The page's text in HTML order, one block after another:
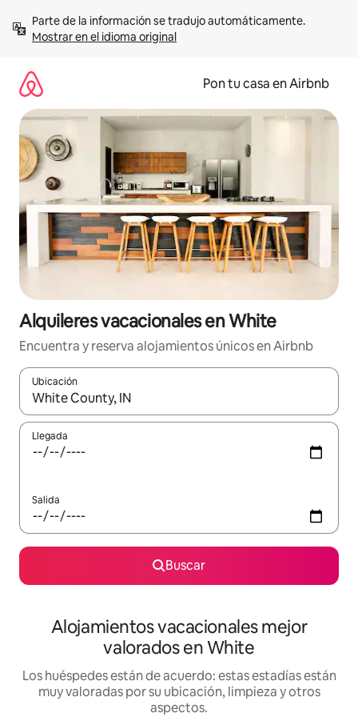
contenidoMostrar en el idioma original
Pon tu casa en Airbnb
Alquileres vacacionales en White
Encuentra y reserva alojamientos únicos en Airbnb
Ubicación
Cuando los resultados estén disponibles, navega con las
Llegada
Salida
Buscar
Alojamientos vacacionales mejor
valorados en White
Los huéspedes están de acuerdo: estas estadías están
muy valoradas por su ubicación, limpieza y otros
aspectos.